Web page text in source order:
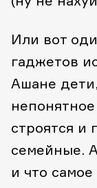
Или вот
гаджетов
Ашане
строятся и
семейные.
и что самое